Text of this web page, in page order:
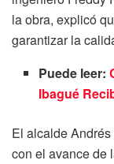
la obra, explicó
garantizar la
Puede leer:
Ibagué
El alcalde
con el avance de